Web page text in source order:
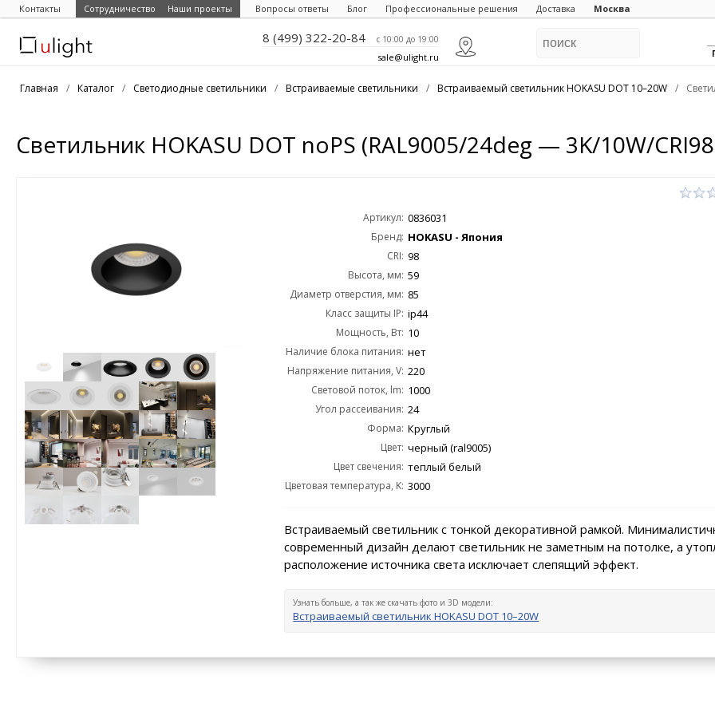
Контакты Сотрудничество Наши проекты Вопросы ответы Блог Профессиональные решения Доставка Москва
8 (499) 322-20-84 c 10:00 до 19:00
sale@ulight.ru
Главная / Каталог / Светодиодные светильники / Встраиваемые светильники / Встраиваемый светильник HOKASU DOT 10–20W /
Светильник HOKASU DOT noPS (RAL9005/24deg — 3K/10W/
Артикул: 0836031
Бренд: HOKASU - Япония
CRI: 98
Высота, мм: 59
Диаметр отверстия, мм: 85
Класс защиты IP: ip44
Мощность, Вт: 10
Наличие блока питания: нет
Напряжение питания, V: 220
Световой поток, lm: 1000
Угол рассеивания: 24
Форма: Круглый
Цвет: черный (ral9005)
Цвет свечения: теплый белый
Цветовая температура, K: 3000
Встраиваемый светильник с тонкой декоративной рамкой.
современный дизайн делают светильник не заметным на потолке, а
расположение источника света исключает слепящий эффект.
Узнать больше, а так же скачать фото и 3D модели:
Встраиваемый светильник HOKASU DOT 10–20W